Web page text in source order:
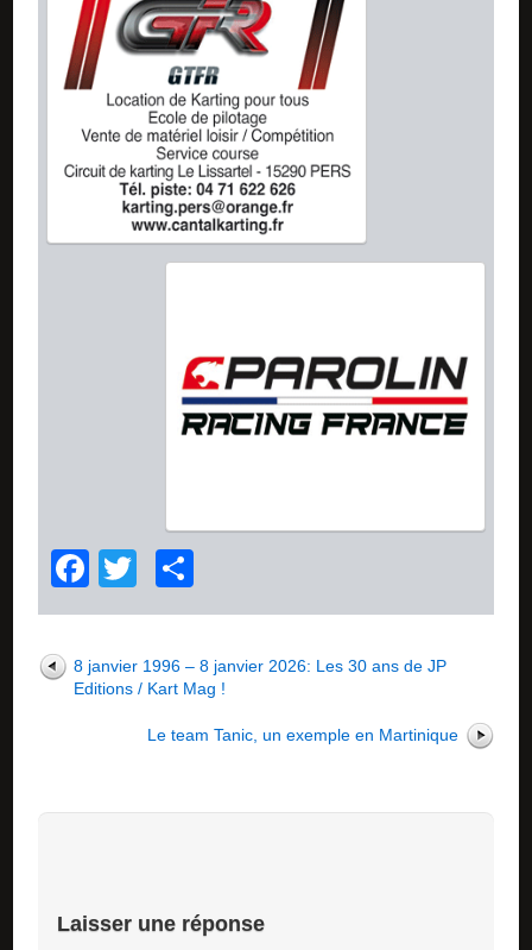
Facebook
Twitter
8 janvier 1996 – 8 janvier 2026: Les 30 ans de JP
Editions / Kart Mag !
Le team Tanic, un exemple en Martinique
Laisser une réponse